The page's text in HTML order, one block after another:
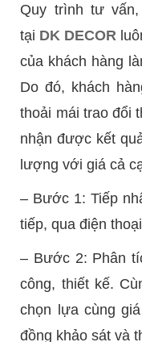
Quy trình tư
tại DK DECOR
của khách hàng
Do đó, khách
thoải mái trao đổi
nhận được kết
lượng với giá cả
– Bước 1: Tiếp
tiếp, qua điện
– Bước 2: Phân
công, thiết kế.
chọn lựa cùng
đồng khảo sát và